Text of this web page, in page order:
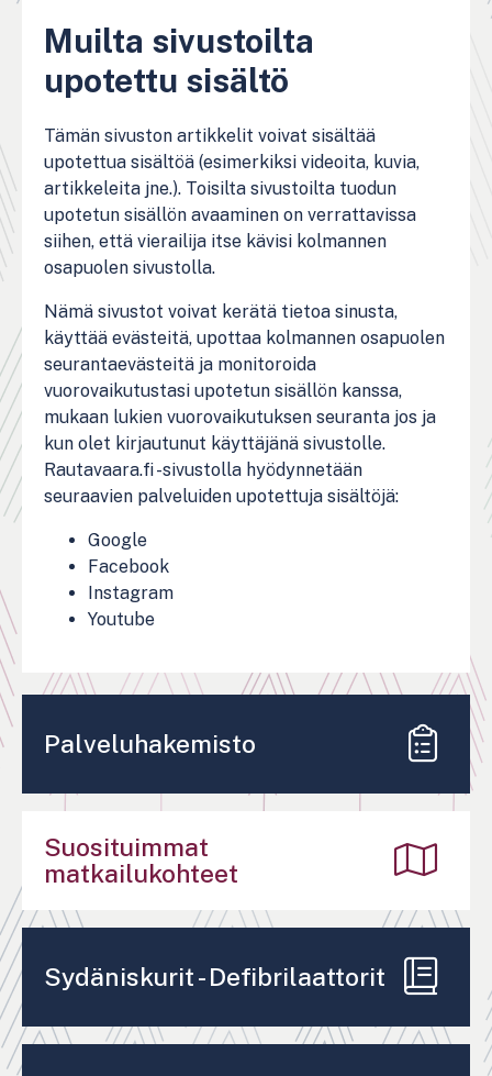
Muilta sivustoilta
upotettu sisältö
Tämän sivuston artikkelit voivat sisältää
upotettua sisältöä (esimerkiksi videoita, kuvia,
artikkeleita jne.). Toisilta sivustoilta tuodun
upotetun sisällön avaaminen on verrattavissa
siihen, että vierailija itse kävisi kolmannen
osapuolen sivustolla.
Nämä sivustot voivat kerätä tietoa sinusta,
käyttää evästeitä, upottaa kolmannen osapuolen
seurantaevästeitä ja monitoroida
vuorovaikutustasi upotetun sisällön kanssa,
mukaan lukien vuorovaikutuksen seuranta jos ja
kun olet kirjautunut käyttäjänä sivustolle.
Rautavaara.fi -sivustolla hyödynnetään
seuraavien palveluiden upotettuja sisältöjä:
Google
Facebook
Instagram
Youtube
Palveluhakemisto
Suosituimmat
matkailukohteet
Sydäniskurit - Defibrilaattorit